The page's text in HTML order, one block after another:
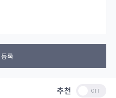
등록
추천